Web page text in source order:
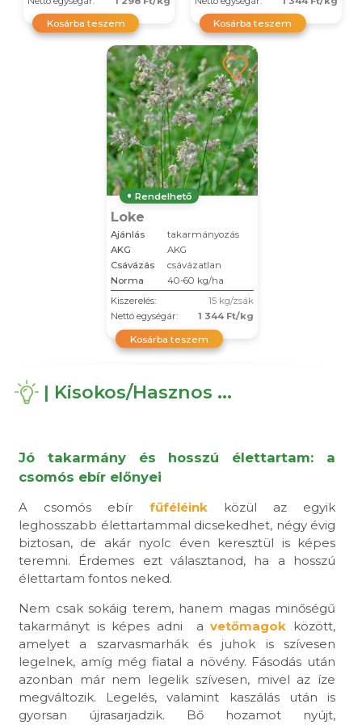
Kosárba teszem
Kosárba teszem
Rendelhető
Loke
Ajánlás
takarmányozás
AKG
AKG
Csávázás
csávázatlan
Norma
40-60 kg/ha
Kiszerelés:
15 kg/zsák
Nettó egységár:
1 344 Ft/kg
Kosárba teszem
| Kisokos/Hasznos ...
Jó takarmány és hosszú élettartam: a
csomós ebír előnyei
A csomós ebír fűféléink
közül az egyik
leghosszabb élettartammal dicsekedhet, négy évig
biztosan, de akár nyolc éven keresztül is képes
teremni. Érdemes ezt választanod, ha a hosszú
élettartam fontos neked.
Nem csak sokáig terem, hanem magas minőségű
takarmányt is képes adni avetőmagok között,
amelyet a szarvasmarhák és juhok is szívesen
legelnek, amíg még fiatal a növény. Fásodás után
azonban már nem legelik szívesen, mivel az íze
megváltozik. Legelés, valamint kaszálás után is
gyorsan újrasarjadzik. Bő hozamot nyújt,